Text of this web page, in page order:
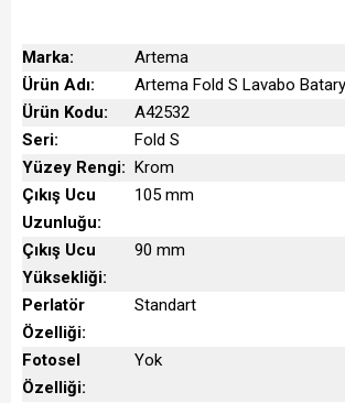
Marka:
Artema
Ürün Adı:
Artema Fold S Lavabo
Ürün Kodu:
A42532
Seri:
Fold S
Yüzey Rengi: Krom
Çıkış Ucu
Uzunluğu:
105 mm
Çıkış Ucu
Yüksekliği:
90 mm
Perlatör
Özelliği:
Standart
Fotosel
Özelliği:
Yok